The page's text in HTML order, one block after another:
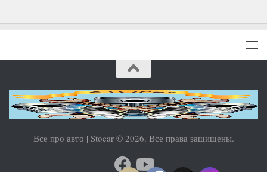
Все про авто | Stocar © 2026. Все права защищены.